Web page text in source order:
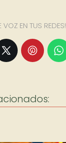
VOZ EN TUS REDES!